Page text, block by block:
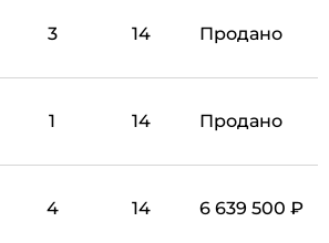
3 14 Продано
1 14 Продано
4 14 6 639 500 ₽